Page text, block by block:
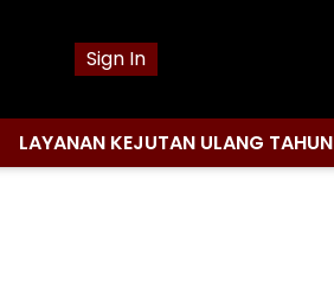
Sign In
LAYANAN KEJUTAN ULANG TAHUN